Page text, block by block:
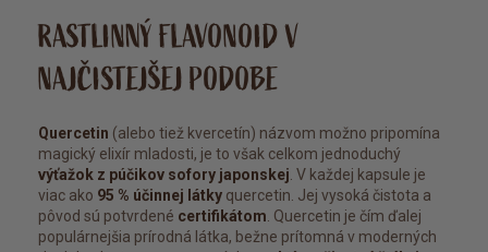
RASTLINNÝ FLAVONOID V
NAJČISTEJŠEJ PODOBE
Quercetin (alebo tiež kvercetín) názvom možno pripomína
magický elixír mladosti, je to však celkom jednoduchý
výťažok z púčikov sofory japonskej . V každej kapsule je
viac ako 95 % účinnej látky quercetin. Jej vysoká čistota a
pôvod sú potvrdené certifikátom . Quercetin je čím ďalej
populárnejšia prírodná látka, bežne prítomná v moderných